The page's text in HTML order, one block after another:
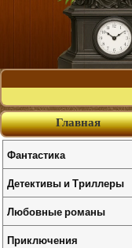
Главная
Фантастика
Детективы и Триллеры
Любовные романы
Приключения